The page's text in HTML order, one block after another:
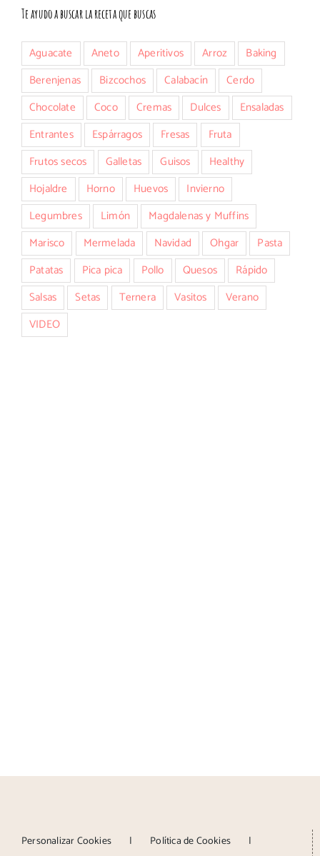
Te ayudo a buscar la receta que buscas
Aguacate Aneto Aperitivos Arroz
Baking
Berenjenas
Bizcochos Calabacín
Cerdo
Chocolate
Coco Cremas Dulces
Ensaladas
Entrantes
Espárragos Fresas
Fruta
Frutos secos
Galletas Guisos
Healthy
Hojaldre
Horno Huevos
Invierno
Legumbres
Limón
Magdalenas y Muffins
Marisco
Mermelada Navidad Ohgar
Pasta
Patatas
Pica pica Pollo Quesos
Rápido
Salsas
Setas Ternera Vasitos
Verano
VIDEO
Personalizar Cookies
Política de Cookies